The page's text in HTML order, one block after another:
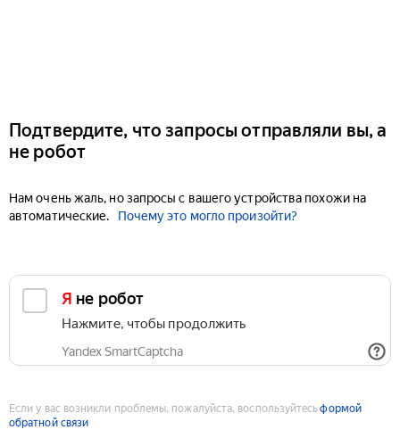
Подтвердите, что запросы отправляли вы, а
не робот
Нам очень жаль, но запросы с вашего устройства похожи на
автоматические.
Почему это могло произойти?
Я не робот
Нажмите, чтобы продолжить
Yandex SmartCaptcha
Если у вас возникли проблемы, пожалуйста, воспользуйтесьформой
обратной связи